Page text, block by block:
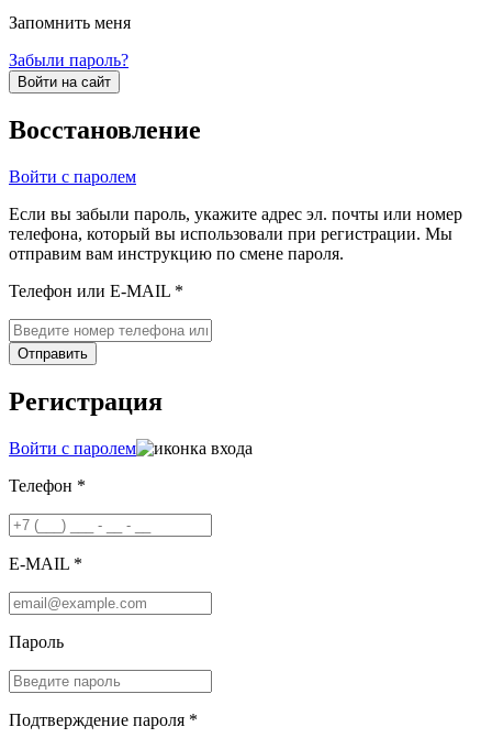
Запомнить меня
Забыли пароль?
Войти на сайт
Восстановление
Войти с паролем
Если вы забыли пароль, укажите адрес эл. почты или номер
телефона, который вы использовали при регистрации. Мы
отправим вам инструкцию по смене пароля.
Телефон или E-MAIL *
Отправить
Регистрация
Войти с паролем
Телефон *
E-MAIL *
Пароль
Подтверждение пароля *